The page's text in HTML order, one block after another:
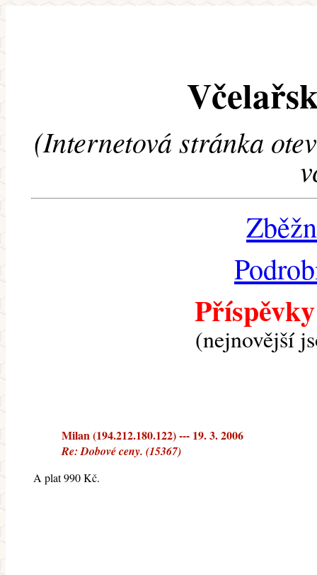
(Internetová stránka
(nejnovější
Milan (194.212.180.122) --- 19. 3. 2006
Re: Dobové ceny. (15367)
A plat 990 Kč.